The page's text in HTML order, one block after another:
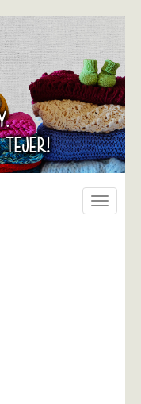
Toggle